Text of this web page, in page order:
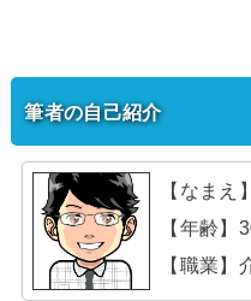
筆者の自己紹介
【なまえ
【年齢】
【職業】